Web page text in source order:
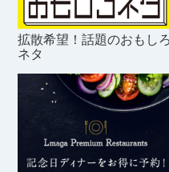
拡散希望！話題のおもしろ
ネタ